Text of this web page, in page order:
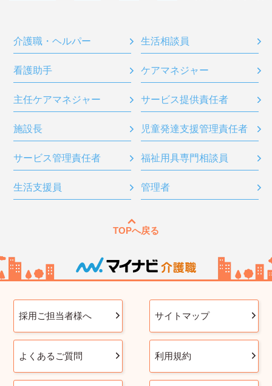
介護職・ヘルパー 生活相談員
看護助手 ケアマネジャー
主任ケアマネジャー サービス提供責任者
施設長 児童発達支援管理責任者
サービス管理責任者 福祉用具専門相談員
生活支援員 管理者
TOPへ戻る
採用ご担当者様へ サイトマップ
よくあるご質問 利用規約